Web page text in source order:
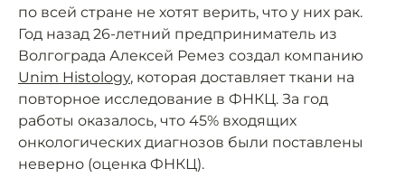
по всей стране не хотят верить, что у них рак.
Год назад 26-летний предприниматель из
Волгограда Алексей Ремез создал компанию
Unim Histology, которая доставляет ткани на
повторное исследование в ФНКЦ. За год
работы оказалось, что 45% входящих
онкологических диагнозов были поставлены
неверно (оценка ФНКЦ).